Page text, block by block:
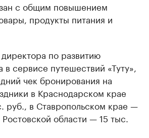
с общим повышением
продукты питания и
по развитию
в сервисе путешествий «Туту»,
чек бронирования на
в Краснодарском крае
руб., в Ставропольском крае —
области — 15 тыс.